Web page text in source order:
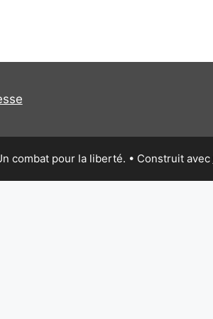
combat pour la liberté. • Construit avec